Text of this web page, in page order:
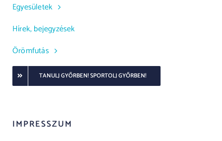
Egyesületek
Hírek, bejegyzések
Örömfutás
TANULJ GYŐRBEN! SPORTOLJ GYŐRBEN!
IMPRESSZUM